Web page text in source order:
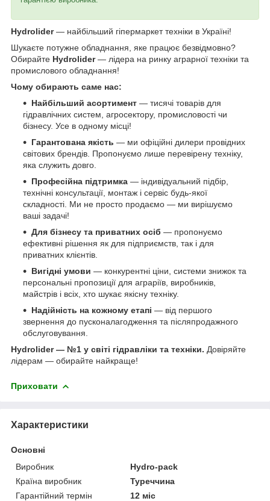
Hydrolider— найбільший гіпермаркет техніки в Україні!
Шукаєте потужне обладнання, яке працює безвідмовно?
Обирайте Hydrolider— лідера на ринку аграрної техніки та
промислового обладнання!
Чому обирають саме нас:
Найбільший асортимент — тисячі товарів для
гідравлічних систем, агросектору, промисловості чи
бізнесу. Усе в одному місці!
Гарантована якість — ми офіційні дилери провідних
світових брендів. Пропонуємо лише перевірену техніку,
яка служить довго.
Професійна підтримка — індивідуальний підбір,
технічні консультації, монтаж і сервіс будь-якої
складності. Ми не просто продаємо — ми вирішуємо
ваші задачі!
Для бізнесу та приватних осіб — пропонуємо
ефективні рішення як для підприємств, так і для
приватних клієнтів.
Вигідні умови — конкурентні ціни, системи знижок та
персональні пропозиції для аграріїв, виробників,
майстрів і всіх, хто шукає якісну техніку.
Надійність на кожному етапі — від першого
звернення до пусконалагодження та післяпродажного
обслуговування.
Hydrolider — №1 у світі гідравліки та техніки. Довіряйте
лідерам — обирайте найкраще!
Приховати
Характеристики
Основні
Виробник
Hydro-pack
Країна виробник
Туреччина
Гарантійний термін
12 міс